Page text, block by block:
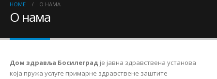
HOME О НАМА
О нама
Дом здравља Босилеград је јавна здравствена установа
која пружа услуге примарне здравствене заштите